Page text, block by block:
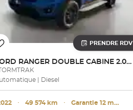
PRENDRE RDV
RANGER DOUBLE CABINE 2.0 ECOBLUE 213 BV10
| Diesel
･ 49 574 km ･ Garantie 12 mois